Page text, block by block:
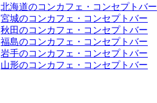
北海道のコンカフェ・コンセプトバー
宮城のコンカフェ・コンセプトバー
秋田のコンカフェ・コンセプトバー
福島のコンカフェ・コンセプトバー
岩手のコンカフェ・コンセプトバー
山形のコンカフェ・コンセプトバー